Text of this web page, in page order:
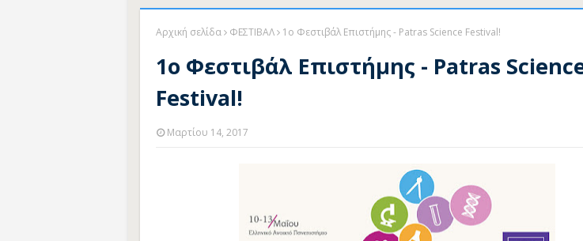
Αρχική σελίδα ΦΕΣΤΙΒΑΛ 1ο Φεστιβάλ Επιστήμης - Patras Science Festival!
1ο Φεστιβάλ Επιστήμης - Patras
Festival!
Μαρτίου 14, 2017